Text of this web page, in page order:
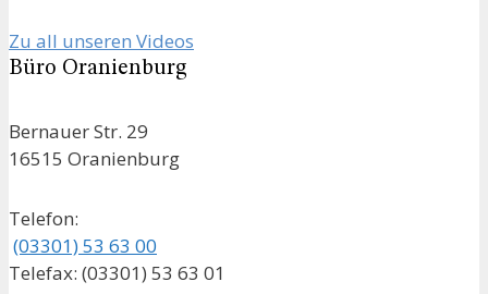
Zu all unseren Videos
Büro Oranienburg
Bernauer Str. 29
16515 Oranienburg
Telefon:
(03301) 53 63 00
Telefax: (03301) 53 63 01